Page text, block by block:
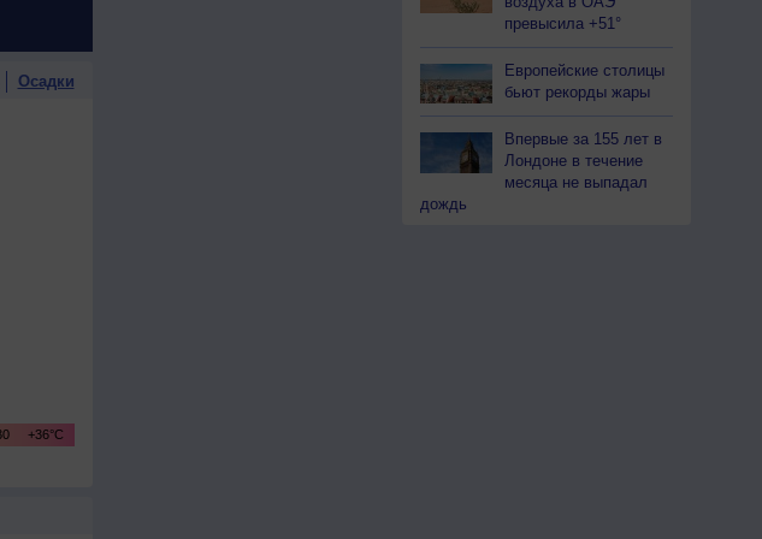
Осадки
превысила +51°
Европейские столицы
бьют рекорды жары
Впервые за 155 лет в
Лондоне в течение
месяца не выпадал
дождь